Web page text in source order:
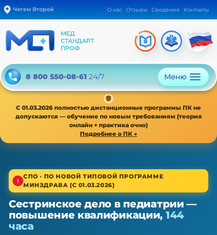
Чегем Второй О нас Отзывы Сведения Контакты
8 800 550-08-61 24/7 Меню
С 01.03.2026 полностью дистанционные программы ПК не
допускаются — обучение по новым требованиям (теория
онлайн + практика очно)
Подробнее о ПК →
Среднее звено · новая типовая программа
Сестринское дело в педиатрии —
ПК, 36/72/144 ч
СПО · ПО НОВОЙ ТИПОВОЙ ПРОГРАММЕ
МИНЗДРАВА (С 01.03.2026)
Сестринское дело в педиатрии —
повышение квалификации, 144
часа